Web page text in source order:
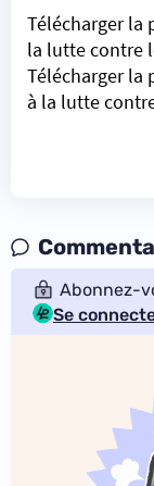
Télécharger la
la lutte contre
Télécharger la
à la lutte
Abonnez-
Se